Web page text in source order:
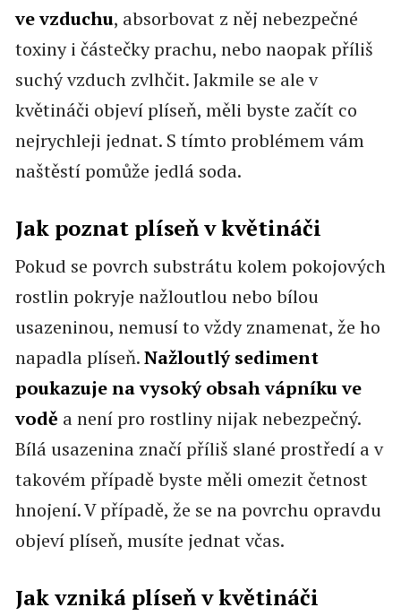
ve vzduchu, absorbovat z něj nebezpečné
toxiny i částečky prachu, nebo naopak příliš
suchý vzduch zvlhčit. Jakmile se ale v
květináči objeví plíseň, měli byste začít co
nejrychleji jednat. S tímto problémem vám
naštěstí pomůže jedlá soda.
Jak poznat plíseň v květináči
Pokud se povrch substrátu kolem pokojových
rostlin pokryje nažloutlou nebo bílou
usazeninou, nemusí to vždy znamenat, že ho
napadla plíseň.Nažloutlý sediment
poukazuje na vysoký obsah vápníku ve
vodě a není pro rostliny nijak nebezpečný.
Bílá usazenina značí příliš slané prostředí a v
takovém případě byste měli omezit četnost
hnojení. V případě, že se na povrchu opravdu
objeví plíseň, musíte jednat včas.
Jak vzniká plíseň v květináči